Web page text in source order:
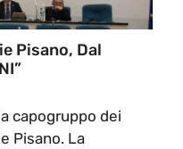
Pisano, Dal
capogruppo dei
Pisano. La